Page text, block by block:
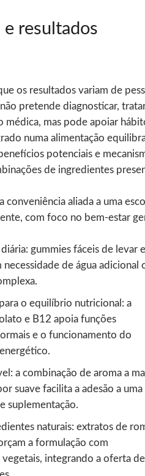
e resultados
os resultados variam de
pretende diagnosticar,
médica, mas pode apoiar
numa alimentação
potenciais e
de ingredientes
conveniência aliada a uma
com foco no bem-estar
gummies fáceis de levar e
necessidade de água adicional
o equilíbrio nutricional: a
e B12 apoia funções
e o funcionamento do
a combinação de aroma a
suave facilita a adesão a uma
suplementação.
naturais: extratos de
a formulação com
integrando a oferta de